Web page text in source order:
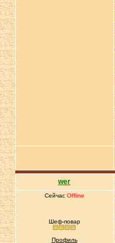
wer
Сейчас Offline
Шеф-повар
Профиль